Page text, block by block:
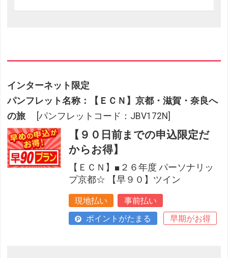
インターネット限定
パンフレット名称：【ＥＣＮ】京都・滋賀・奈良へ
の旅
[パンフレットコード：JBV172N]
【９０日前までの申込限定だ
からお得】
【ＥＣＮ】■２６年度 パーソナリッ
プ京都☆ 【早９０】ツイン
現地払い
事前払い
ポイントがたまる
早期がお得